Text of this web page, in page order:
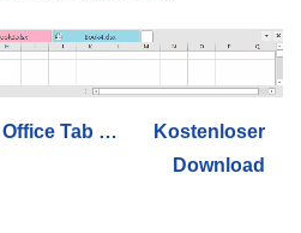
Office Tab …
Kostenloser
Download